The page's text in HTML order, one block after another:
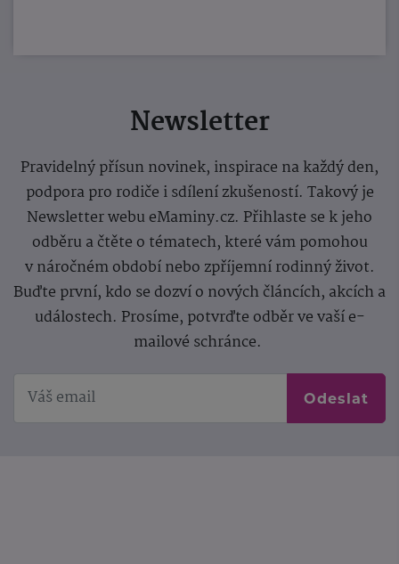
Newsletter
Pravidelný přísun novinek, inspirace na každý den,
podpora pro rodiče i sdílení zkušeností. Takový je
Newsletter webu eMaminy.cz. Přihlaste se k jeho
odběru a čtěte o tématech, které vám pomohou
v náročném období nebo zpříjemní rodinný život.
Buďte první, kdo se dozví o nových článcích, akcích a
událostech. Prosíme, potvrďte odběr ve vaší e-
mailové schránce.
Odeslat